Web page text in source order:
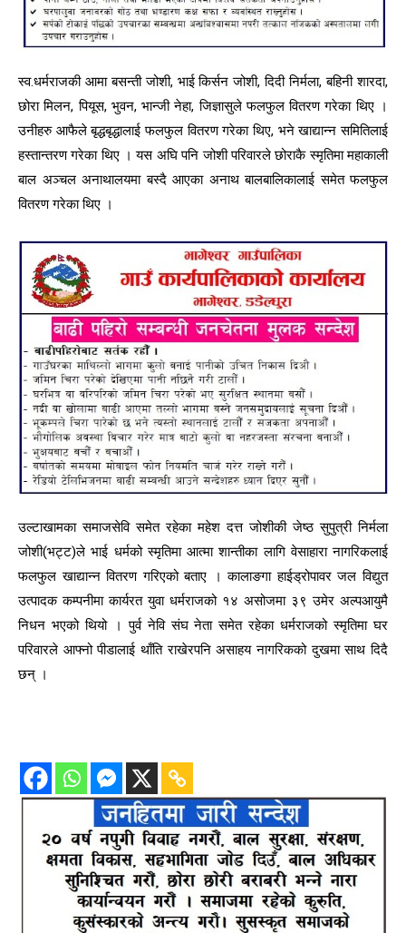
स्व.धर्मराजकी आमा बसन्ती जोशी, भाई किर्सन जोशी, दिदी निर्मला, बहिनी शारदा,
छोरा मिलन, पियूस, भुवन, भान्जी नेहा, जिज्ञासुले फलफुल वितरण गरेका थिए ।
उनीहरु आफैले बृद्धबृद्धालाई फलफुल वितरण गरेका थिए, भने खाद्यान्न समितिलाई
हस्तान्तरण गरेका थिए । यस अघि पनि जोशी परिवारले छोराकै स्मृतिमा महाकाली
बाल अञ्चल अनाथालयमा बस्दै आएका अनाथ बालबालिकालाई समेत फलफुल
वितरण गरेका थिए ।
उल्टाखामका समाजसेवि समेत रहेका महेश दत्त जोशीकी जेष्ठ सुपुत्री निर्मला
जोशी(भट्ट)ले भाई धर्मको स्मृतिमा आत्मा शान्तीका लागि वेसाहारा नागरिकलाई
फलफुल खाद्यान्न वितरण गरिएको बताए । कालाङगा हाईड्रोपावर जल विद्युत
उत्पादक कम्पनीमा कार्यरत युवा धर्मराजको १४ असोजमा ३९ उमेर अल्पआयुमै
निधन भएको थियो । पुर्व नेवि संघ नेता समेत रहेका धर्मराजको स्मृतिमा घर
परिवारले आफ्नो पीडालाई थाँति राखेरपनि असाहय नागरिकको दुखमा साथ दिदै
छन् ।